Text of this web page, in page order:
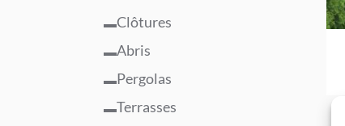
Clôtures
Abris
Pergolas
Terrasses